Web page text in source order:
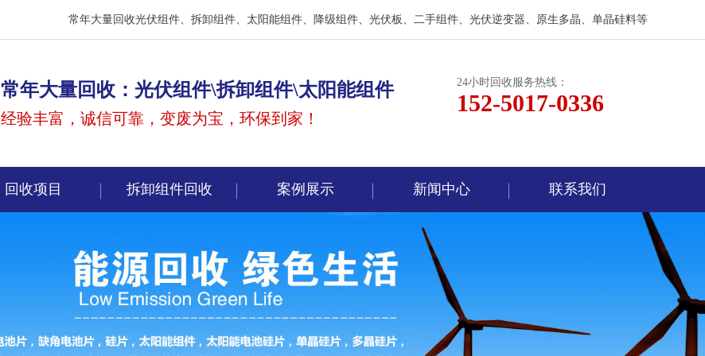
常年大量回收光伏组件、拆卸组件、太阳能组件、降级组件、光伏板、二手组件、光伏逆变器、原生多晶、单晶硅料等
常年大量回收：光伏组件\拆卸组件\太阳能组件
经验丰富，诚信可靠，变废为宝，环保到家！
24小时回收服务热线：
152-5017-0336
回收项目 拆卸组件回收 案例展示 新闻中心 联系我们